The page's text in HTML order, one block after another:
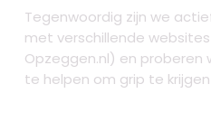
Tegenwoordig zijn we
met verschillende
Opzeggen.nl) en
te helpen om grip te